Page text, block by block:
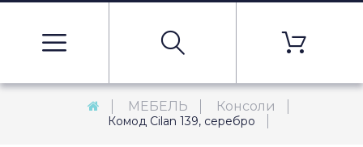
МЕБЕЛЬ Консоли
Комод Cilan 139, серебро